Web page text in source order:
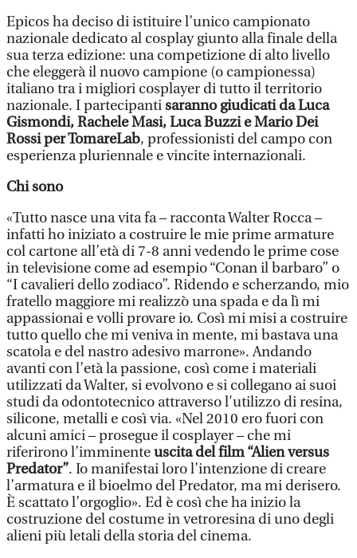
Epicos ha deciso di istituire l’unico campionato
nazionale dedicato al cosplay giunto alla finale della
sua terza edizione: una competizione di alto livello
che eleggerà il nuovo campione (o campionessa)
italiano tra i migliori cosplayer di tutto il territorio
nazionale. I partecipantisaranno giudicati da Luca
Gismondi, Rachele Masi, Luca Buzzi e Mario Dei
Rossi per TomareLab, professionisti del campo con
esperienza pluriennale e vincite internazionali.
Chi sono
«Tutto nasce una vita fa – racconta Walter Rocca –
infatti ho iniziato a costruire le mie prime armature
col cartone all’età di 7-8 anni vedendo le prime cose
in televisione come ad esempio “Conan il barbaro” o
“I cavalieri dello zodiaco”. Ridendo e scherzando, mio
fratello maggiore mi realizzò una spada e da lì mi
appassionai e volli provare io. Così mi misi a costruire
tutto quello che mi veniva in mente, mi bastava una
scatola e del nastro adesivo marrone». Andando
avanti con l’età la passione, così come i materiali
utilizzati da Walter, si evolvono e si collegano ai suoi
studi da odontotecnico attraverso l'utilizzo di resina,
silicone, metalli e così via. «Nel 2010 ero fuori con
alcuni amici – prosegue il cosplayer – che mi
riferirono l’imminenteuscita del film “Alien versus
Predator”. Io manifestai loro l’intenzione di creare
l’armatura e il bioelmo del Predator, ma mi derisero.
È scattato l’orgoglio». Ed è così che ha inizio la
costruzione del costume in vetroresina di uno degli
alieni più letali della storia del cinema.